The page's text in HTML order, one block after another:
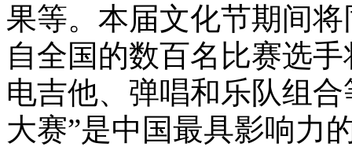
果等。本届文化节期间
自全国的数百名比赛选
电吉他、弹唱和乐队组
大赛”是中国最具影响力